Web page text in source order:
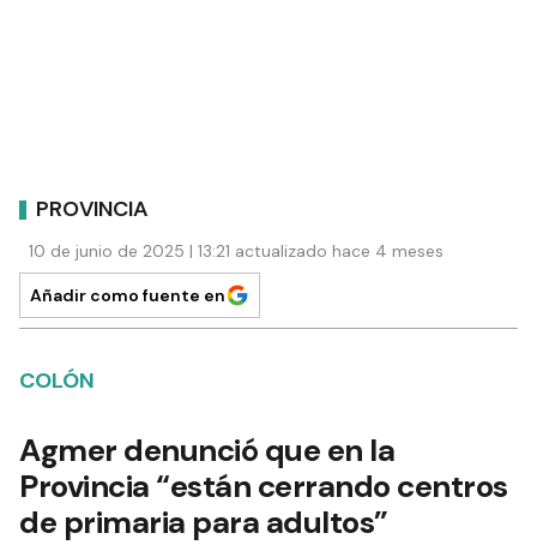
PROVINCIA
10 de junio de 2025 | 13:21 actualizado hace 4 meses
Añadir como fuente en
COLÓN
Agmer denunció que en la
Provincia “están cerrando centros
de primaria para adultos”